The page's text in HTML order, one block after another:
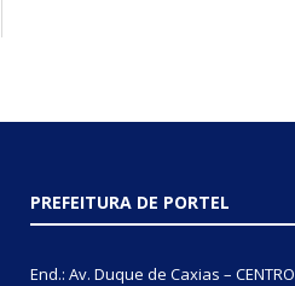
PREFEITURA DE PORTEL
End.: Av. Duque de Caxias – CENTRO